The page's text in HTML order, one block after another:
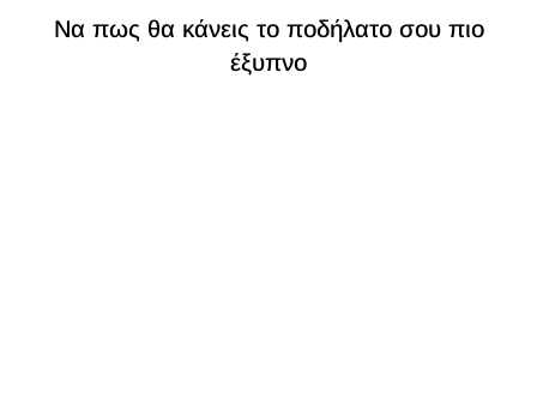
Να πως θα κάνεις το ποδήλατο σου πιο
έξυπνο